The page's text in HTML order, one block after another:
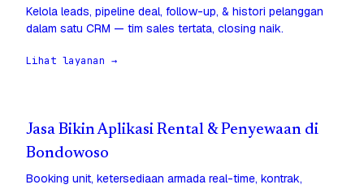
Kelola leads, pipeline deal, follow-up, & histori pelanggan
dalam satu CRM — tim sales tertata, closing naik.
Lihat layanan →
Jasa Bikin Aplikasi Rental & Penyewaan di
Bondowoso
Booking unit, ketersediaan armada real-time, kontrak,